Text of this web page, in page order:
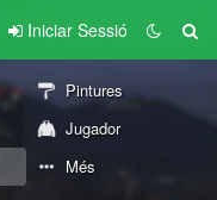
Iniciar Sessió
Pintures
Jugador
Més